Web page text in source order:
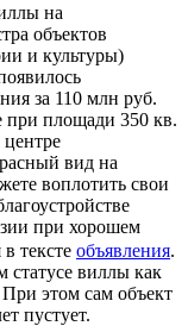
на
объектов
и культуры)
за 110 млн руб.
при площади 350 кв.
вид на
воплотить свои
при хорошем
тексте объявления.
статусе виллы как
этом сам объект
пустует.